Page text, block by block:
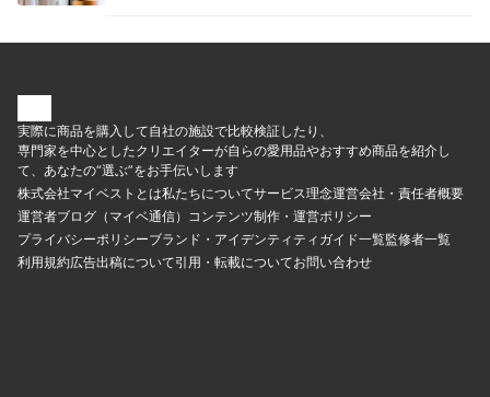
実際に商品を購入して自社の施設で比較検証したり、
専門家を中心としたクリエイターが自らの愛用品やおすすめ商品を紹介し
て、あなたの“選ぶ”をお手伝いします
株式会社マイベストとは私たちについてサービス理念運営会社・責任者概要
運営者ブログ（マイベ通信） コンテンツ制作・運営ポリシー
プライバシーポリシーブランド・アイデンティティ ガイド一覧監修者一覧
利用規約広告出稿について引用・転載についてお問い合わせ